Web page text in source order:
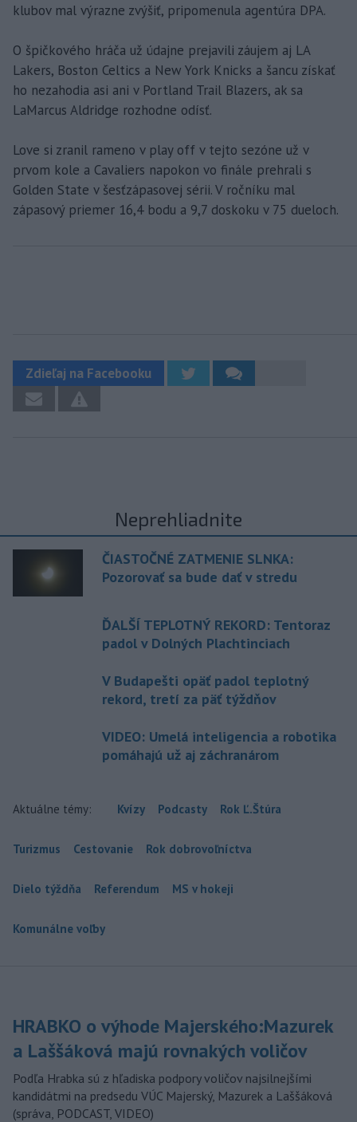
klubov mal výrazne zvýšiť, pripomenula agentúra DPA.
O špičkového hráča už údajne prejavili záujem aj LA
Lakers, Boston Celtics a New York Knicks a šancu získať
ho nezahodia asi ani v Portland Trail Blazers, ak sa
LaMarcus Aldridge rozhodne odísť.
Love si zranil rameno v play off v tejto sezóne už v
prvom kole a Cavaliers napokon vo finále prehrali s
Golden State v šesťzápasovej sérii. V ročníku mal
zápasový priemer 16,4 bodu a 9,7 doskoku v 75 dueloch.
Zdieľaj na Facebooku
Neprehliadnite
ČIASTOČNÉ ZATMENIE SLNKA:
Pozorovať sa bude dať v stredu
ĎALŠÍ TEPLOTNÝ REKORD: Tentoraz
padol v Dolných Plachtinciach
V Budapešti opäť padol teplotný
rekord, tretí za päť týždňov
VIDEO: Umelá inteligencia a robotika
pomáhajú už aj záchranárom
Aktuálne témy: Kvízy Podcasty Rok Ľ.Štúra
Turizmus Cestovanie Rok dobrovoľníctva
Dielo týždňa Referendum MS v hokeji
Komunálne voľby
HRABKO o výhode Majerského:Mazurek
a Laššáková majú rovnakých voličov
Podľa Hrabka sú z hľadiska podpory voličov najsilnejšími
kandidátmi na predsedu VÚC Majerský, Mazurek a Laššáková
(správa, PODCAST, VIDEO)